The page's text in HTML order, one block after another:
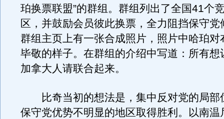
珀换票联盟”的群组。群组列出了全国41个
区，并鼓励会员彼此换票，全力阻挡保守党
群组主页上有一张合成照片，照片中哈珀对
毕敬的样子。在群组的介绍中写道：所有想
加拿大人请联合起来。
比奇当初的想法是，集中反对党的局部
保守党优势不明显的地区取得胜利。以南温